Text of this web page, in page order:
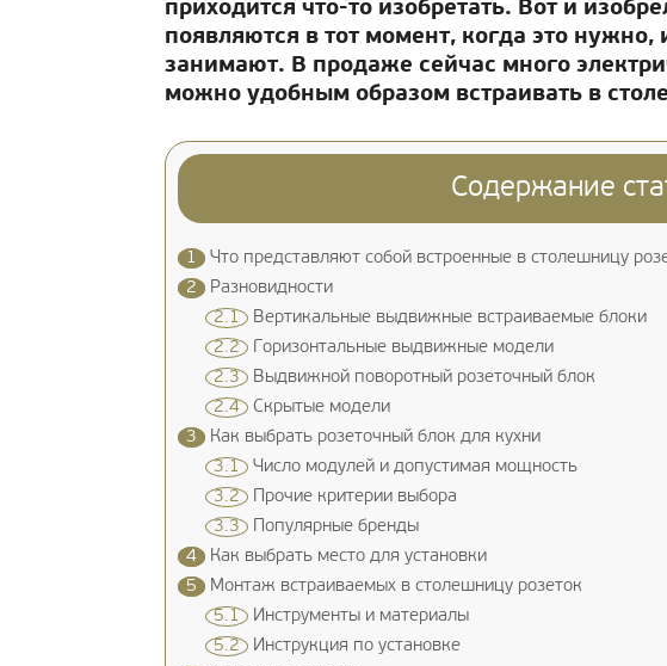
приходится что-то изобретать. Вот и
появляются в тот момент, когда это нужно,
занимают. В продаже сейчас много
можно удобным образом встраивать в
Содержание
1
Что представляют собой встроенные в столешницу
2
Разновидности
2.1 Вертикальные выдвижные встраиваемые блоки
2.2 Горизонтальные выдвижные модели
2.3 Выдвижной поворотный розеточный блок
2.4 Скрытые модели
3
Как выбрать розеточный блок для кухни
3.1 Число модулей и допустимая мощность
3.2 Прочие критерии выбора
3.3 Популярные бренды
4
Как выбрать место для установки
5
Монтаж встраиваемых в столешницу розеток
5.1 Инструменты и материалы
5.2 Инструкция по установке